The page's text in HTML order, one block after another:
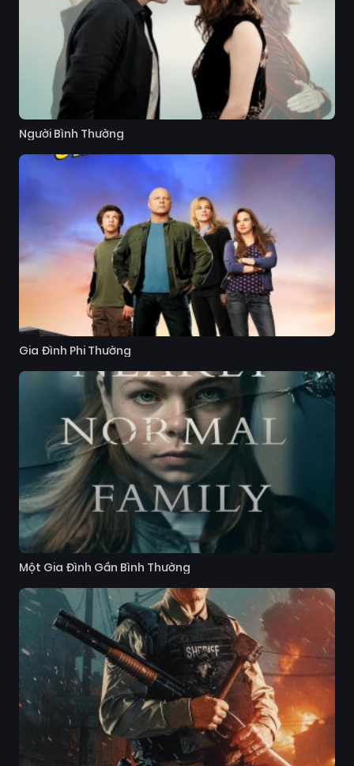
Người Bình Thường
Gia Đình Phi Thường
Một Gia Đình Gần Bình Thường